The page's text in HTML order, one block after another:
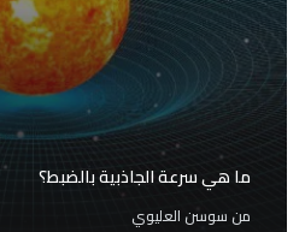
ما هي سرعة الجاذبية بالضبط؟
من سوسن العليوي